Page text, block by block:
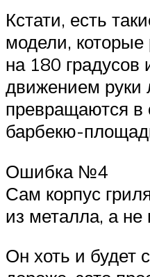
Кстати, есть
модели,
на 180 градусов
движением руки
превращаются в
барбекю-
Ошибка №4
Сам корпус
из металла, а не
Он хоть и будет